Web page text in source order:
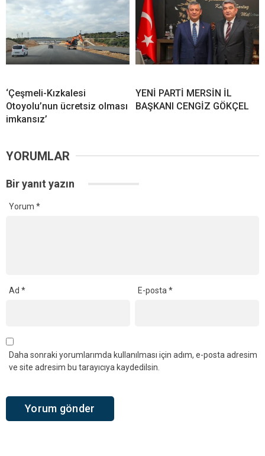
‘Çeşmeli-Kızkalesi
Otoyolu’nun ücretsiz olması
imkansız’
YENİ PARTİ MERSİN İL
BAŞKANI CENGİZ GÖKÇEL
YORUMLAR
Bir yanıt yazın
Yorum *
Ad * E-posta*
Daha sonraki yorumlarımda kullanılması için adım, e-posta adresim
ve site adresim bu tarayıcıya kaydedilsin.